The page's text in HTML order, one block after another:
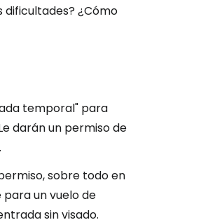
dificultades? ¿Cómo
temporal" para
darán un permiso de
sobre todo en
un vuelo de
sin visado.